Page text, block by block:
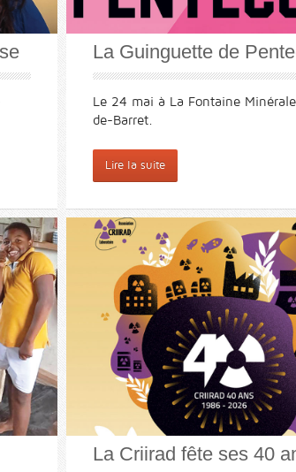
La Guinguette de
Le 24 mai à La Fontaine
de-Barret.
Lire la suite
La Criirad fête ses 40